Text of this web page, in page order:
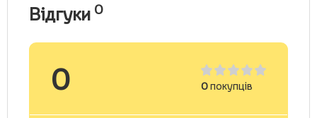
Відгуки 0
0 0покупців